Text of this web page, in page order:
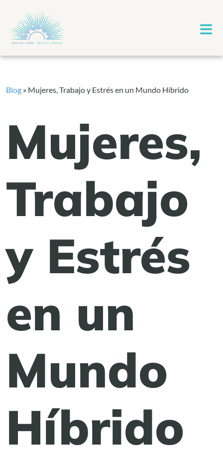
≡
Blog » Mujeres, Trabajo y Estrés en un Mundo Híbrido
Mujeres,
Trabajo
y Estrés
en un
Mundo
Híbrido